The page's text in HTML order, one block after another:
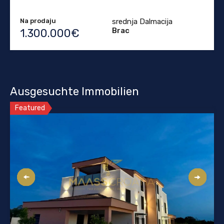
Na prodaju
1.300.000€
srednja Dalmacija
Brac
Ausgesuchte Immobilien
Featured